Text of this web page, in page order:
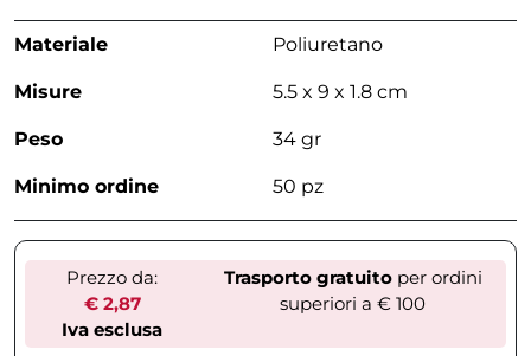
Materiale Poliuretano
Misure 5.5 x 9 x 1.8 cm
Peso 34 gr
Minimo ordine 50 pz
Prezzo da:
€ 2,87
Iva esclusa
Trasporto gratuitoper ordini
superiori a € 100